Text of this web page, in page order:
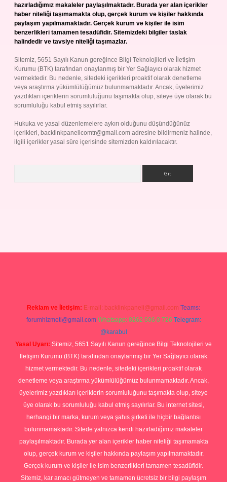
hazırladığımız makaleler paylaşılmaktadır. Burada yer alan içerikler
haber niteliği taşımamakta olup, gerçek kurum ve kişiler hakkında
paylaşım yapılmamaktadır. Gerçek kurum ve kişiler ile isim
benzerlikleri tamamen tesadüfidir. Sitemizdeki bilgiler taslak
halindedir ve tavsiye niteliği taşımazlar.
Sitemiz, 5651 Sayılı Kanun gereğince Bilgi Teknolojileri ve İletişim
Kurumu (BTK) tarafından onaylanmış bir Yer Sağlayıcı olarak hizmet
vermektedir. Bu nedenle, sitedeki içerikleri proaktif olarak denetleme
veya araştırma yükümlülüğümüz bulunmamaktadır. Ancak, üyelerimiz
yazdıkları içeriklerin sorumluluğunu taşımakta olup, siteye üye olarak bu
sorumluluğu kabul etmiş sayılırlar.
Hukuka ve yasal düzenlemelere aykırı olduğunu düşündüğünüz
içerikleri, backlinkpanelicomtr@gmail.com adresine bildirmeniz halinde,
ilgili içerikler yasal süre içerisinde sitemizden kaldırılacaktır.
Reklam ve İletişim: E-mail: backlinkpaneli@gmail.com Teams:
forumhizmeti@gmail.com Whatsapp: 0262 606 0 726 Telegram:
@karabul
Yasal Uyarı: Sitemiz, 5651 Sayılı Kanun gereğince Bilgi Teknolojileri ve
İletişim Kurumu (BTK) tarafından onaylanmış bir Yer Sağlayıcı olarak
hizmet vermektedir. Bu nedenle, sitedeki içerikleri proaktif olarak
denetleme veya araştırma yükümlülüğümüz bulunmamaktadır. Ancak,
üyelerimiz yazdıkları içeriklerin sorumluluğunu taşımakta olup, siteye
üye olarak bu sorumluluğu kabul etmiş sayılırlar. Bu internet sitesi,
herhangi bir marka, kurum veya şahıs şirketi ile hiçbir bağlantısı
bulunmamaktadır. Sitede yalnızca kendi hazırladığımız makaleler
paylaşılmaktadır. Burada yer alan içerikler haber niteliği taşımamakta
olup, gerçek kurum ve kişiler hakkında paylaşım yapılmamaktadır.
Gerçek kurum ve kişiler ile isim benzerlikleri tamamen tesadüfidir.
Sitemiz, kar amacı gütmeyen ve tamamen ücretsiz bir bilgi paylaşım